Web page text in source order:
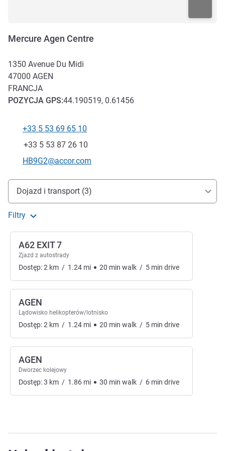
Mercure Agen Centre
1350 Avenue Du Midi
47000 AGEN
FRANCJA
POZYCJA GPS:44.190519, 0.61456
Telefon
+33 5 53 69 65 10
Faks
+33 5 53 87 26 10
Kontaktowy adres e-mail
HB9G2@accor.com
Dojazd i transport
Dojazd i transport (3)
Filtry
A62 EXIT 7
Zjazd z autostrady
Dostęp:2 km / 1.24 mi 20 min walk / 5 min drive
AGEN
Lądowisko helikopterów/lotnisko
Dostęp:2 km / 1.24 mi 20 min walk / 5 min drive
AGEN
Dworzec kolejowy
Dostęp:3 km / 1.86 mi 30 min walk / 6 min drive